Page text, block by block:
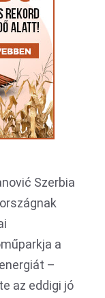
Szerbia
a
–
az eddigi jó